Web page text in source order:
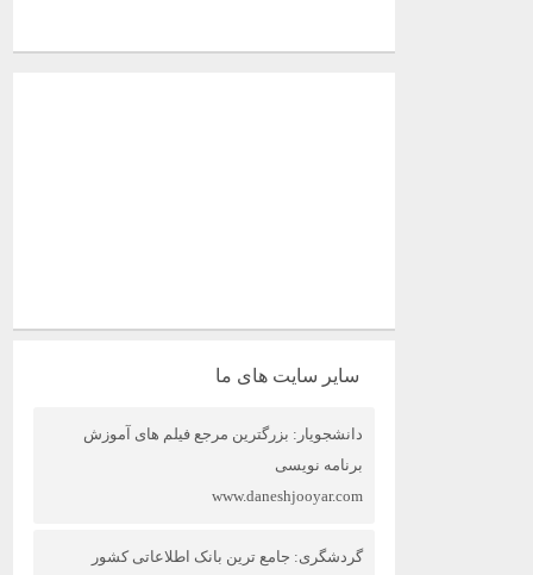
سایر سایت های ما
دانشجویار: بزرگترین مرجع فیلم های آموزش
برنامه نویسی
www.daneshjooyar.com
گردشگری: جامع ترین بانک اطلاعاتی کشور